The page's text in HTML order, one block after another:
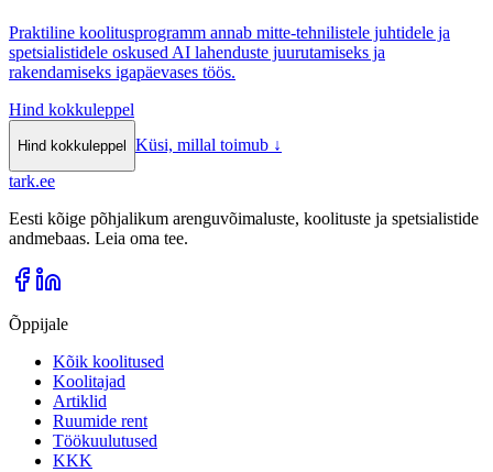
Praktiline koolitusprogramm annab mitte-tehnilistele juhtidele ja
spetsialistidele oskused AI lahenduste juurutamiseks ja
rakendamiseks igapäevases töös.
Hind kokkuleppel
Hind kokkuleppel Küsi, millal toimub ↓
tark.ee
Eesti kõige põhjalikum arenguvõimaluste, koolituste ja spetsialistide
andmebaas. Leia oma tee.
Õppijale
Kõik koolitused
Koolitajad
Artiklid
Ruumide rent
Töökuulutused
KKK